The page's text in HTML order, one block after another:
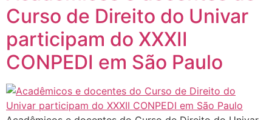
Curso de Direito do Univar
participam do XXXII
CONPEDI em São Paulo